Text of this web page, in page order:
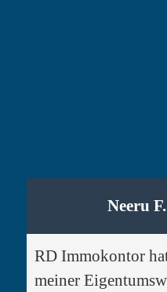
Neeru
RD Immokontor
meiner